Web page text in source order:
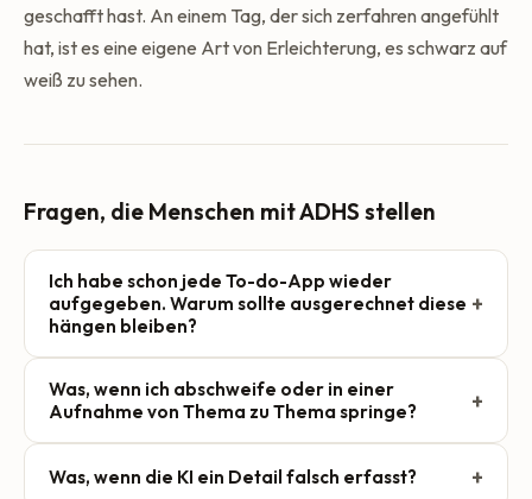
geschafft hast. An einem Tag, der sich zerfahren angefühlt
hat, ist es eine eigene Art von Erleichterung, es schwarz auf
weiß zu sehen.
Fragen, die Menschen mit ADHS stellen
Ich habe schon jede To-do-App wieder
aufgegeben. Warum sollte ausgerechnet diese
hängen bleiben?
+
dann ein Projekt, eine Priorität und ein Fälligkeitsdatum
auswählst, bevor die Aufgabe überhaupt gespeichert ist.
reicht, um die App wieder zuzumachen und den
Was, wenn ich abschweife oder in einer
Aufnahme von Thema zu Thema springe?
+
berufliche Frist, einen Geburtstag und eine halbfertige
Was, wenn die KI ein Detail falsch erfasst? +